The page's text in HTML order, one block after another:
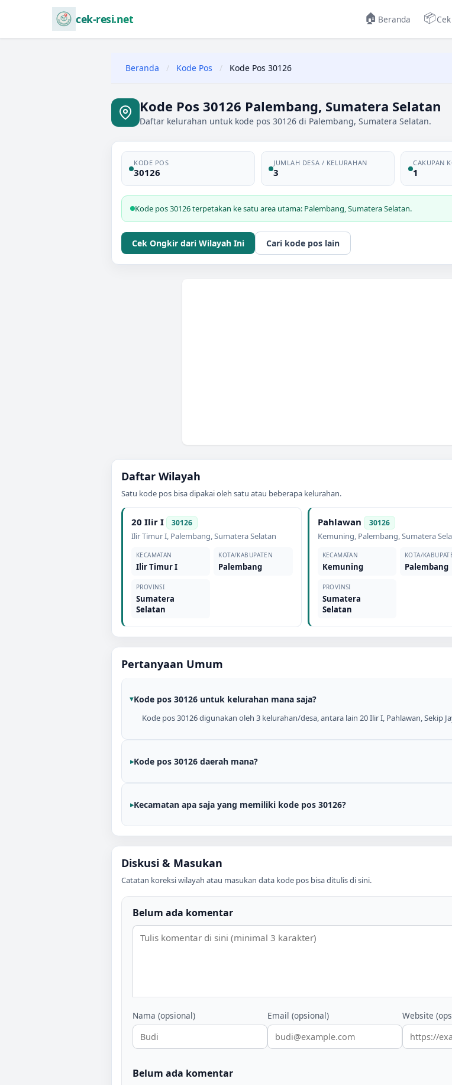
cek-resi.net 🏠 Beranda 📦
Beranda / Kode Pos / Kode Pos 30126
Kode Pos 30126 Palembang, Sumatera Selatan
Daftar kelurahan untuk kode pos 30126 di Palembang, Sumatera Selatan.
KODE POS
30126
JUMLAH DESA / KELURAHAN
3
CAKUPAN
1
Kode pos 30126 terpetakan ke satu area utama: Palembang, Sumatera Selatan.
Cek Ongkir dari Wilayah Ini Cari kode pos lain
Daftar Wilayah
Satu kode pos bisa dipakai oleh satu atau beberapa kelurahan.
20 Ilir I 30126
Ilir Timur I, Palembang,Sumatera Selatan
KECAMATAN
Ilir Timur I
KOTA/KABUPATEN
Palembang
PROVINSI
Sumatera
Selatan
Pahlawan 30126
Kemuning, Palembang,Sumatera
KECAMATAN
Kemuning
KOTA/
Palembang
PROVINSI
Sumatera
Selatan
Pertanyaan Umum
Kode pos 30126 untuk kelurahan mana saja?
Kode pos 30126 digunakan oleh 3 kelurahan/desa, antara lain 20 Ilir I, Pahlawan, Sekip
Kode pos 30126 daerah mana?
Kecamatan apa saja yang memiliki kode pos 30126?
Diskusi & Masukan
Catatan koreksi wilayah atau masukan data kode pos bisa ditulis di sini.
Belum ada komentar
Nama (opsional) Email (opsional) Website
Belum ada komentar